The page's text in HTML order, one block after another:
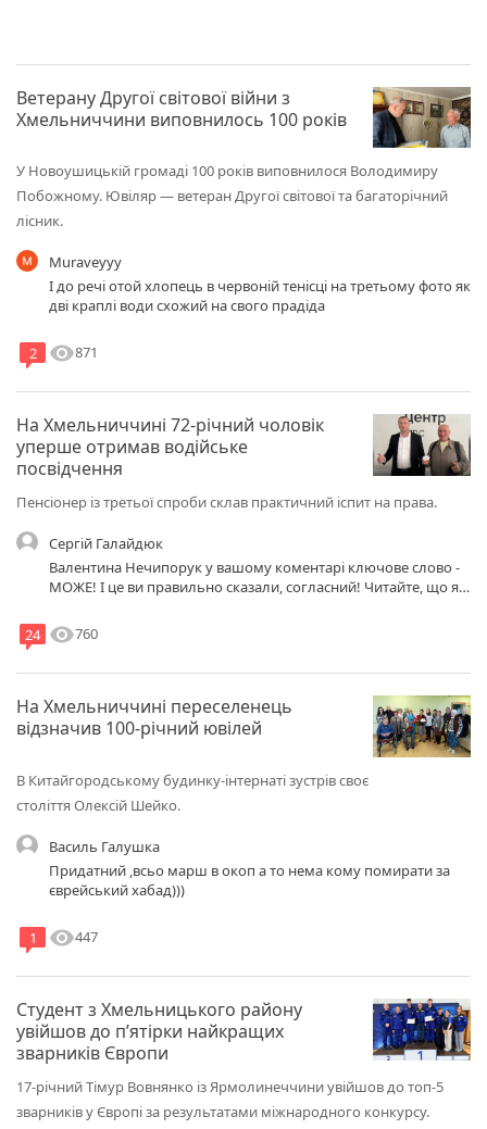
Ветерану Другої світової війни з
Хмельниччини виповнилось 100 років
У Новоушицькій громаді 100 років виповнилося Володимиру
Побожному. Ювіляр — ветеран Другої світової та багаторічний
лісник.
Muraveyyy
І до речі отой хлопець в червоній тенісці на третьому фото як
дві краплі води схожий на свого прадіда
2 visibility871
На Хмельниччині 72-річний чоловік
уперше отримав водійське
посвідчення
Пенсіонер із третьої спроби склав практичний іспит на права.
Сергій Галайдюк
Валентина Нечипорук у вашому коментарі ключове слово -
МОЖЕ! І це ви правильно сказали, согласний! Читайте, що я
всрались, то не согласний! Але не хотів би, щоб мені на
дорозі зустрівся такий старий їздун!
24 visibility760
На Хмельниччині переселенець
відзначив 100-річний ювілей
В Китайгородському будинку-інтернаті зустрів своє
століття Олексій Шейко.
Василь Галушка
Придатний ,всьо марш в окоп а то нема кому помирати за
єврейський хабад)))
1 visibility447
Студент з Хмельницького району
увійшов до п’ятірки найкращих
зварників Європи
17-річний Тімур Вовнянко із Ярмолинеччини увійшов до топ-5
зварників у Європі за результатами міжнародного конкурсу.